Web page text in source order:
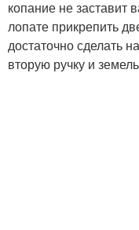
копание не заставит
лопате прикрепить
достаточно сделать
вторую ручку и